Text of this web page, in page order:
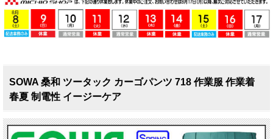
SOWA 桑和 ツータック カーゴパンツ 718 作業服 作業着
春夏 制電性 イージーケア